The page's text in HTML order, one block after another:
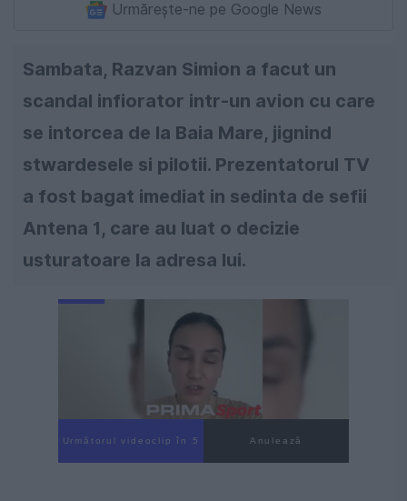
Urmărește-ne pe Google News
Sambata, Razvan Simion a facut un
scandal infiorator intr-un avion cu care
se intorcea de la Baia Mare, jignind
stwardesele si pilotii. Prezentatorul TV
a fost bagat imediat in sedinta de sefii
Antena 1, care au luat o decizie
usturatoare la adresa lui.
Următorul videoclip în 4 Anulează